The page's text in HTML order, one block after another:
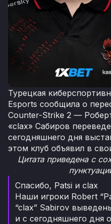
Турецкая
Esports сообщила о
Counter-Strike 2 —
«clax» Сабиров
сегодняшнего дня
этом клуб объявил в
Цитата приведена с
Спасибо, Patsi и clax
Наши игроки Robert
“clax” Sabirov
и с сегодняшнего дня